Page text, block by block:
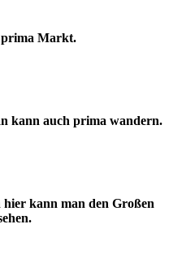
prima Markt.
kann auch prima wandern.
kann man den Großen